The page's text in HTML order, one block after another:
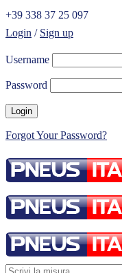
+39 338 37 25 097
Login / Sign up
Username
Password
Forgot Your Password?